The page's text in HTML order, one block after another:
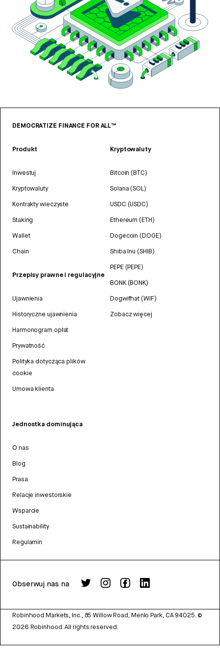
DEMOCRATIZE FINANCE FOR ALL™
Produkt
Inwestuj
Kryptowaluty
Kontrakty wieczyste
Staking
Wallet
Chain
Przepisy prawne i regulacyjne
Ujawnienia
Historyczne ujawnienia
Harmonogram opłat
Prywatność
Polityka dotycząca plików
cookie
Umowa klienta
Kryptowaluty
Bitcoin (BTC)
Solana (SOL)
USDC (USDC)
Ethereum (ETH)
Dogecoin (DOGE)
Shiba Inu (SHIB)
PEPE (PEPE)
BONK (BONK)
Dogwifhat (WIF)
Zobacz więcej
Jednostka dominująca
O nas
Blog
Prasa
Relacje inwestorskie
Wsparcie
Sustainability
Regulamin
Obserwuj nas na
Robinhood Markets, Inc., 85 Willow Road, Menlo Park, CA 94025. ©
2026 Robinhood. All rights reserved.